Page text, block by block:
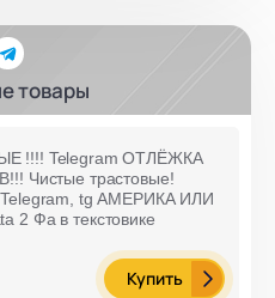
товары
!!!! Telegram ОТЛЁЖКА
Чистые трастовые!
Telegram, tg АМЕРИКА ИЛИ
2 Фа в текстовике
Купить